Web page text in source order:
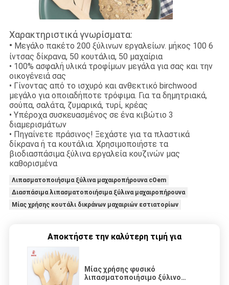
Χαρακτηριστικά γνωρίσματα:
• Μεγάλο πακέτο 200 ξύλινων εργαλείων. μήκος 100 6
ίντσας δίκρανα, 50 κουτάλια, 50 μαχαίρια
• 100% ασφαλή υλικά τροφίμων μεγάλα για σας και την
οικογένειά σας
• Γίνοντας από το ισχυρό και ανθεκτικό birchwood
μεγάλο για οποιαδήποτε τρόφιμα. Για τα δημητριακά,
σούπα, σαλάτα, ζυμαρικά, τυρί, κρέας
• Υπέροχα συσκευασμένος σε ένα κιβώτιο 3
διαμερισμάτων
• Πηγαίνετε πράσινος! Ξεχάστε για τα πλαστικά
δίκρανα ή τα κουτάλια. Χρησιμοποιήστε τα
βιοδιασπάσιμα ξύλινα εργαλεία κουζινών μας
καθορισμένα
Λιπασματοποιήσιμα ξύλινα μαχαιροπήρουνα cOem
Διασπάσιμα λιπασματοποιήσιμα ξύλινα μαχαιροπήρουνα
Μίας χρήσης κουτάλι δικράνων μαχαιριών εστιατορίων
Αποκτήστε την καλύτερη τιμή για
Μίας χρήσης φυσικό
λιπασματοποιήσιμο ξύλινο